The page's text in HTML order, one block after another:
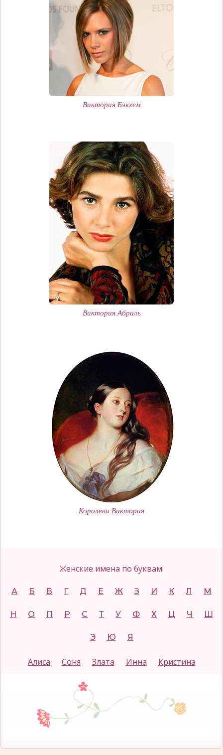
Виктория Бэкхем
Виктория Абриль
Королева Виктория
Женские имена по буквам:
А Б В Г Д Е Ж З И К Л М
Н О П Р С Т У Ф Х Ц Ч Ш
Э Ю Я
Алиса Соня Злата Инна Кристина